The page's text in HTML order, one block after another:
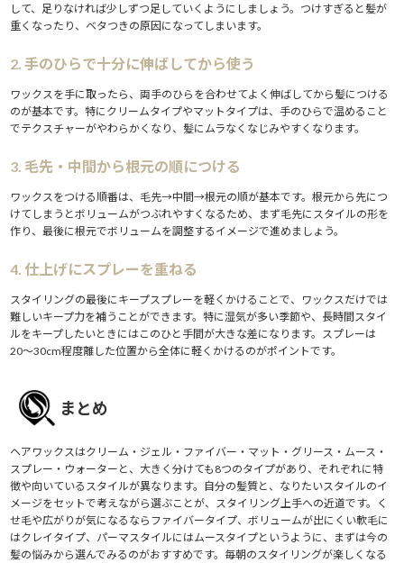
して、足りなければ少しずつ足していくようにしましょう。つけすぎると髪が
重くなったり、ベタつきの原因になってしまいます。
2. 手のひらで十分に伸ばしてから使う
ワックスを手に取ったら、両手のひらを合わせてよく伸ばしてから髪につける
のが基本です。特にクリームタイプやマットタイプは、手のひらで温めること
でテクスチャーがやわらかくなり、髪にムラなくなじみやすくなります。
3. 毛先・中間から根元の順につける
ワックスをつける順番は、毛先→中間→根元の順が基本です。根元から先につ
けてしまうとボリュームがつぶれやすくなるため、まず毛先にスタイルの形を
作り、最後に根元でボリュームを調整するイメージで進めましょう。
4. 仕上げにスプレーを重ねる
スタイリングの最後にキープスプレーを軽くかけることで、ワックスだけでは
難しいキープ力を補うことができます。特に湿気が多い季節や、長時間スタイ
ルをキープしたいときにはこのひと手間が大きな差になります。スプレーは
20〜30cm程度離した位置から全体に軽くかけるのがポイントです。
まとめ
ヘアワックスはクリーム・ジェル・ファイバー・マット・グリース・ムース・
スプレー・ウォーターと、大きく分けても8つのタイプがあり、それぞれに特
徴や向いているスタイルが異なります。自分の髪質と、なりたいスタイルのイ
メージをセットで考えながら選ぶことが、スタイリング上手への近道です。く
せ毛や広がりが気になるならファイバータイプ、ボリュームが出にくい軟毛に
はクレイタイプ、パーマスタイルにはムースタイプというように、まずは今の
髪の悩みから選んでみるのがおすすめです。毎朝のスタイリングが楽しくなる